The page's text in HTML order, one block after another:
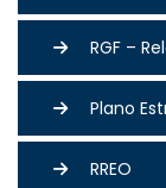
RGF –
Plano
RREO